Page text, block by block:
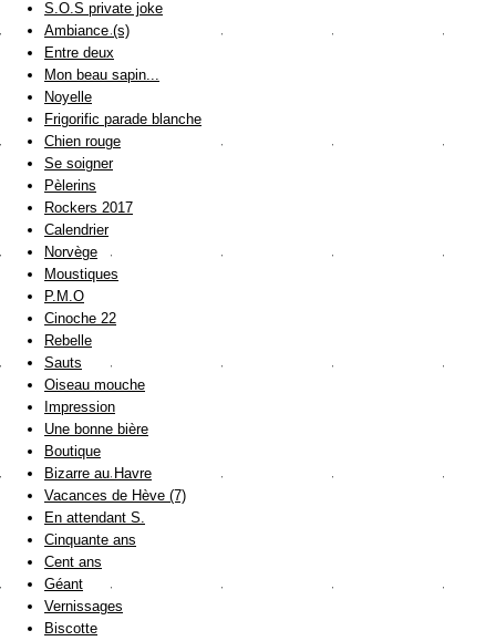
S.O.S private joke
Ambiance (s)
Entre deux
Mon beau sapin...
Noyelle
Frigorific parade blanche
Chien rouge
Se soigner
Pèlerins
Rockers 2017
Calendrier
Norvège
Moustiques
P.M.O
Cinoche 22
Rebelle
Sauts
Oiseau mouche
Impression
Une bonne bière
Boutique
Bizarre au Havre
Vacances de Hève (7)
En attendant S.
Cinquante ans
Cent ans
Géant
Vernissages
Biscotte